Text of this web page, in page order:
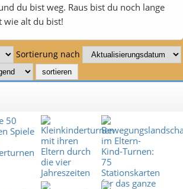
du bist weg. Raus bist du noch lange
wie alt du bist!
Sortierung nach